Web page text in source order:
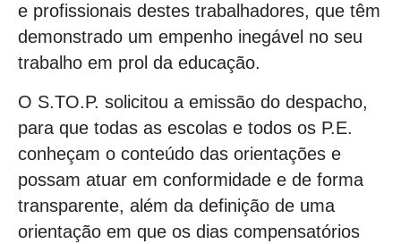
e profissionais destes trabalhadores, que têm
demonstrado um empenho inegável no seu
trabalho em prol da educação.
O S.TO.P. solicitou a emissão do despacho,
para que todas as escolas e todos os P.E.
conheçam o conteúdo das orientações e
possam atuar em conformidade e de forma
transparente, além da definição de uma
orientação em que os dias compensatórios